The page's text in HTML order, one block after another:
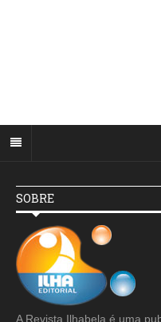
SOBRE
A Revista Ilhabela é uma